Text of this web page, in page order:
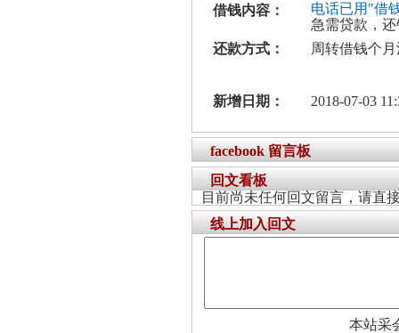
借钱内容：
电话已用"借
急需贷款，
还款方式：
周转借钱个
新增日期： 2018-07-03
facebook 留言板
回文看板
目前尚未任何回文留言，请直
线上加入回文
本站采